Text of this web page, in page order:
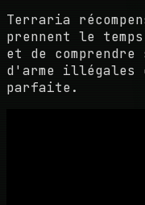
Terraria
prennent le
et de comprendre
d'arme
parfaite.